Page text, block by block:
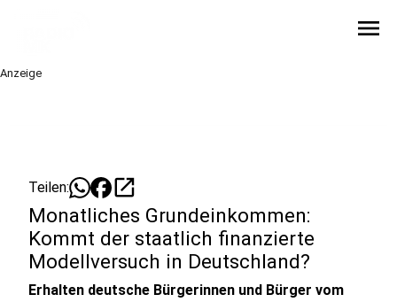
menu
Anzeige
Teilen: open_in_new
Monatliches Grundeinkommen:
Kommt der staatlich finanzierte
Modellversuch in Deutschland?
Erhalten deutsche Bürgerinnen und Bürger vom